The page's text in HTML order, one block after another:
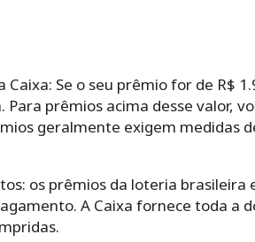
Se o seu prêmio for de R$
prêmios acima desse valor,
geralmente exigem medidas
os prêmios da loteria
A Caixa fornece toda a